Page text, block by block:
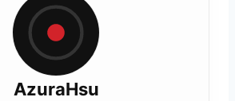
AzuraHsu